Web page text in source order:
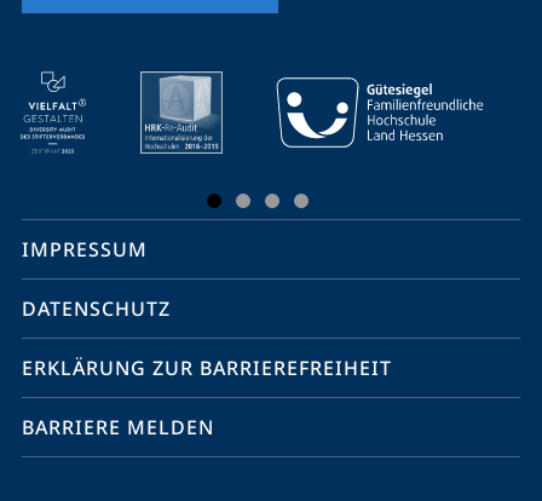
Mobile-
Service-
Navigation
Social
Media
Kontakte
IMPRESSUM
DATENSCHUTZ
ERKLÄRUNG ZUR BARRIEREFREIHEIT
BARRIERE MELDEN